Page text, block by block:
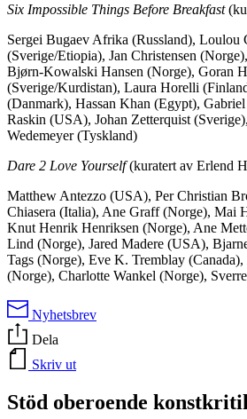
Six Impossible Things Before Breakfast
Sergei Bugaev Afrika (Russland), Loulou
(Sverige/Etiopia), Jan Christensen
Bjørn-Kowalski Hansen (Norge), Goran
(Sverige/Kurdistan), Laura Horelli
(Danmark), Hassan Khan (Egypt),
Raskin (USA), Johan Zetterquist
Wedemeyer (Tyskland)
Dare 2 Love Yourself(kuratert av Erlend
Matthew Antezzo (USA), Per Christian
Chiasera (Italia), Ane Graff (Norge), Mai
Knut Henrik Henriksen (Norge), Ane
Lind (Norge), Jared Madere (USA),
Tags (Norge), Eve K. Tremblay
(Norge), Charlotte Wankel (Norge),
Nyhetsbrev
Dela
Skriv ut
Stöd oberoende